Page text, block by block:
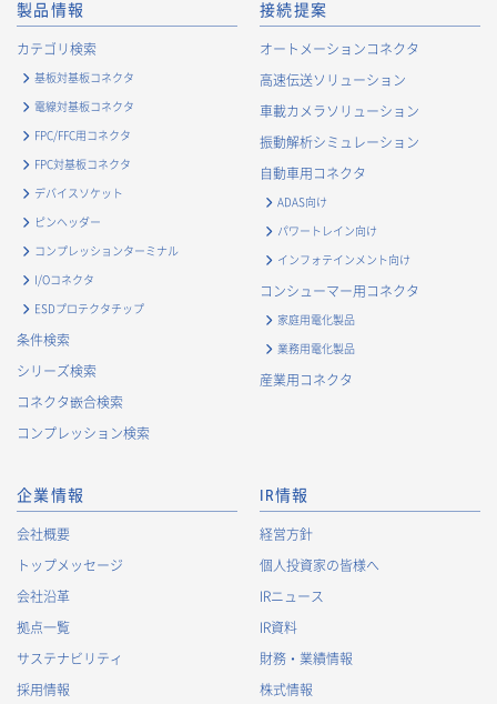
等、お客様へのサービス向上のため
・
お客様の情報管理のため
・
お客様との取引の進捗状況を管理するため
・
お客様に対してアンケートを実施するため
・
お客様からのお問合せに対して対応するため
・
マーケティング調査及び分析のため
お取引先および業務上関係する他社・団体・官公庁の方に関す
る個人情報
・
お問い合わせ対応、商談、打合せ等業務上必要な対応およ
・
契約の履行または事業上必要な取引先情報の管理のため
・
当社事業および取引に関するアンケート調査等への協力依
・
官公庁・各種業界団体等への報告・届出のため
採用応募者に関する個人情報
・
採用選考のため
・
当社における採用業務管理のため
・
その他、法令の定め、または法的権限のある当局の法令に
基づく命令・指導等に従った対応
退職者から取得した個人情報
製品情報
カテゴリ検索
基板対基板コネクタ
電線対基板コネクタ
FPC/FFC用コネクタ
FPC対基板コネクタ
デバイスソケット
ピンヘッダー
コンプレッションターミナル
I/Oコネクタ
ESDプロテクタチップ
条件検索
シリーズ検索
コネクタ嵌合検索
コンプレッション検索
接続提案
オートメーションコネクタ
高速伝送ソリューション
車載カメラソリューション
振動解析シミュレーション
自動車用コネクタ
ADAS向け
パワートレイン向け
インフォテインメント向け
コンシューマー用コネクタ
家庭用電化製品
業務用電化製品
産業用コネクタ
企業情報
会社概要
トップメッセージ
会社沿革
拠点一覧
サステナビリティ
採用情報
IR情報
経営方針
個人投資家の皆様へ
IRニュース
IR資料
財務・業績情報
株式情報